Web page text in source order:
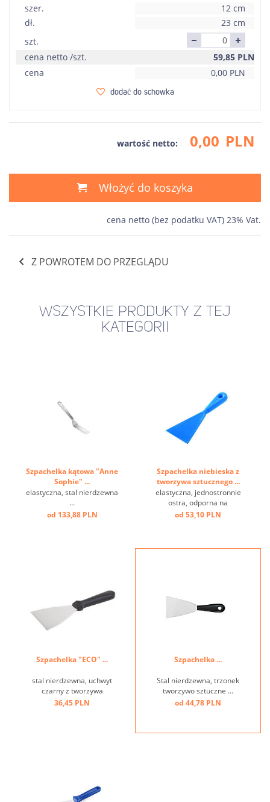
szer.
12 cm
dł.
23 cm
szt.
cena netto /szt.
59,85 PLN
cena
0,00 PLN
dodać do schowka
wartość netto: 0,00 PLN
Włożyć do koszyka
cena netto (bez podatku VAT) 23% Vat.
Z POWROTEM DO PRZEGLĄDU
WSZYSTKIE PRODUKTY Z TEJ
KATEGORII
Szpachelka kątowa "Anne
Sophie" ...
elastyczna, stal nierdzewna
...
od 133,88 PLN
Szpachelka niebieska z
tworzywa sztucznego ...
elastyczna, jednostronnie
ostra, odporna na
temperaturę do + 200 st.C
od 53,10 PLN
Szpachelka "ECO" ...
stal nierdzewna, uchwyt
czarny z tworzywa
sztucznego ...
36,45 PLN
Szpachelka ...
Stal nierdzewna, trzonek
tworzywo sztuczne ...
od 44,78 PLN